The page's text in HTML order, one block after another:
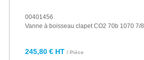
00401456
Vanne à boisseau clapet CO2 70b 1070 7/8
245,80 € HT / Pièce